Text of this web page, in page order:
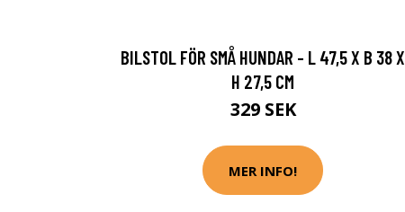
BILSTOL FÖR SMÅ HUNDAR - L 47,5 X B 38 X
H 27,5 CM
329 SEK
MER INFO!